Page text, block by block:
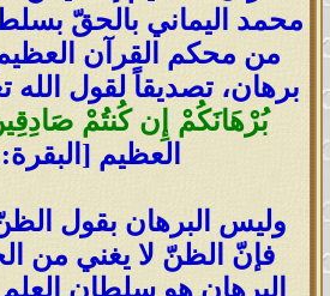
محمد اليماني بالحقّ
من محكم القرآن
برهان، تصديقاً لقول الله
بُرْهَانَكُمْ إِن كُنتُمْ
العظيم [البقرة:111].
وليس البرهان بقول
فإنّ الظنّ لا يغني من
البرهان هو سلطان